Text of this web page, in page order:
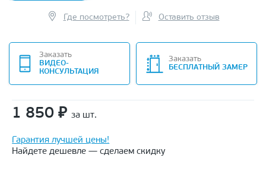
Где посмотреть? Оставить отзыв
Заказать
ВИДЕО-
КОНСУЛЬТАЦИЯ
Заказать
БЕСПЛАТНЫЙ ЗАМЕР
1 850 ₽ за шт.
Гарантия лучшей цены!
Найдете дешевле — сделаем скидку